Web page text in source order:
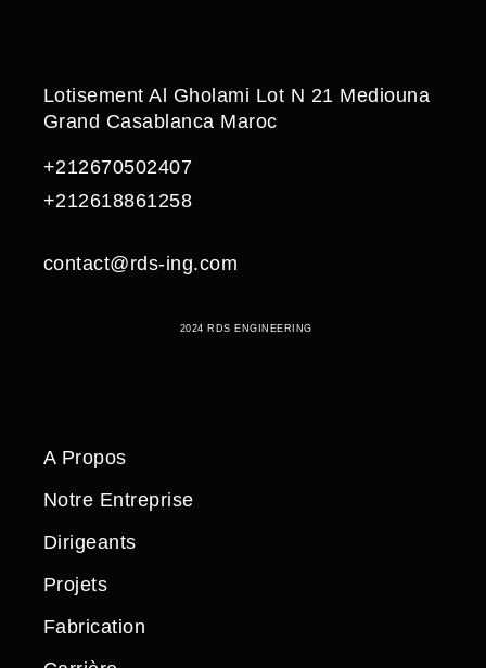
Lotisement Al Gholami Lot N 21 Mediouna
Grand Casablanca Maroc
+212670502407
+212618861258
contact@rds-ing.com
2024 RDS ENGINEERING
A Propos
Notre Entreprise
Dirigeants
Projets
Fabrication